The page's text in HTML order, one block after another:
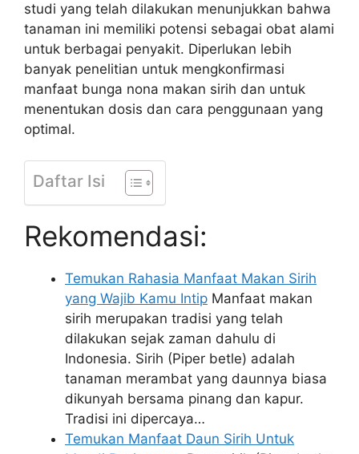
studi yang telah dilakukan menunjukkan bahwa
tanaman ini memiliki potensi sebagai obat alami
untuk berbagai penyakit. Diperlukan lebih
banyak penelitian untuk mengkonfirmasi
manfaat bunga nona makan sirih dan untuk
menentukan dosis dan cara penggunaan yang
optimal.
Daftar Isi
Rekomendasi:
Temukan Rahasia Manfaat Makan Sirih
yang Wajib Kamu Intip Manfaat makan
sirih merupakan tradisi yang telah
dilakukan sejak zaman dahulu di
Indonesia. Sirih (Piper betle) adalah
tanaman merambat yang daunnya biasa
dikunyah bersama pinang dan kapur.
Tradisi ini dipercaya…
Temukan Manfaat Daun Sirih Untuk